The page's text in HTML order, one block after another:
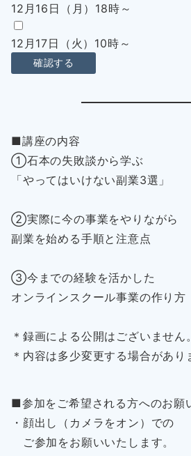
12月16日（月）18時～
12月17日（火）10時～
■講座の内容
①石本の失敗談から学ぶ
「やってはいけない副業3選」
②実際に今の事業をやりながら
副業を始める手順と注意点
③今までの経験を活かした
オンラインスクール事業の作り方
＊録画による公開はございません。
＊内容は多少変更する場合があり
■参加をご希望される方へのお願
・顔出し（カメラをオン）での
ご参加をお願いいたします。